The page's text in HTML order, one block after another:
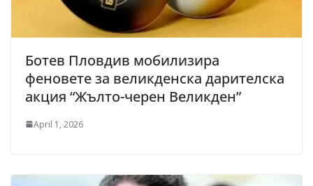
Ботев Пловдив мобилизира
феновете за великденска дарителска
акция “Жълто-черен Великден”
April 1, 2026